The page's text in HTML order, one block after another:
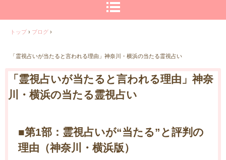
トップ › ブログ ›
「霊視占いが当たると言われる理由」神奈川・横浜の当たる霊視占い
「霊視占いが当たると言われる理由」神奈
川・横浜の当たる霊視占い
■第1部：霊視占いが“当たる”と評判の
理由（神奈川・横浜版）